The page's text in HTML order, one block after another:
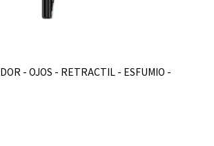
- OJOS - RETRACTIL - ESFUMIO -